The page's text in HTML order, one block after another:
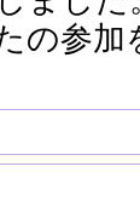
の参加